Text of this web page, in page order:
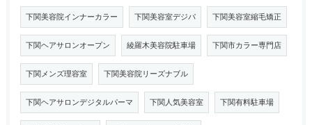
下関美容院インナーカラー 下関美容室デジパ 下関美容室縮毛矯正
下関ヘアサロンオープン 綾羅木美容院駐車場 下関市カラー専門店
下関メンズ理容室 下関美容院リーズナブル
下関ヘアサロンデジタルパーマ 下関人気美容室 下関有料駐車場